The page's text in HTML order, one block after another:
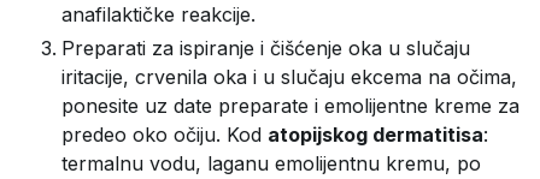
anafilaktičke reakcije.
Preparati za ispiranje i čišćenje oka u slučaju
iritacije, crvenila oka i u slučaju ekcema na očima,
ponesite uz date preparate i emolijentne kreme za
predeo oko očiju. Kod atopijskog dermatitisa:
termalnu vodu, laganu emolijentnu kremu, po